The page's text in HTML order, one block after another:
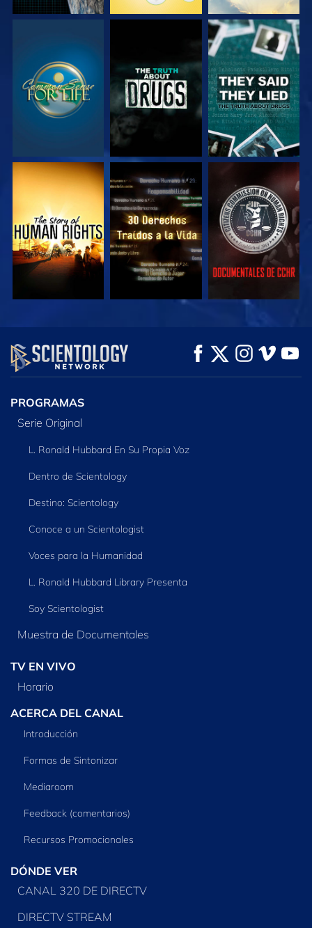
VE VE
VE VE VE
VE
EXPLORA LAS
SERIES
PROGRAMAS
Serie Original
L. Ronald Hubbard En Su Propia Voz
Dentro de Scientology
Destino: Scientology
Conoce a un Scientologist
Voces para la Humanidad
L. Ronald Hubbard Library Presenta
Soy Scientologist
Muestra de Documentales
TV EN VIVO
Horario
ACERCA DEL CANAL
Introducción
Formas de Sintonizar
Mediaroom
Feedback (comentarios)
Recursos Promocionales
DÓNDE VER
CANAL 320 DE DIRECTV
DIRECTV STREAM